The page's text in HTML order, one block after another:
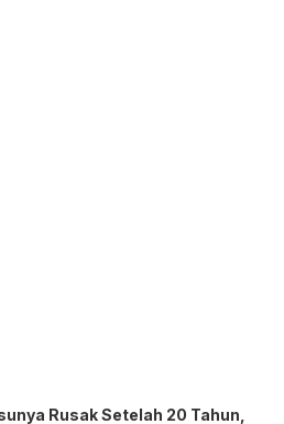
Rusak Setelah 20 Tahun,